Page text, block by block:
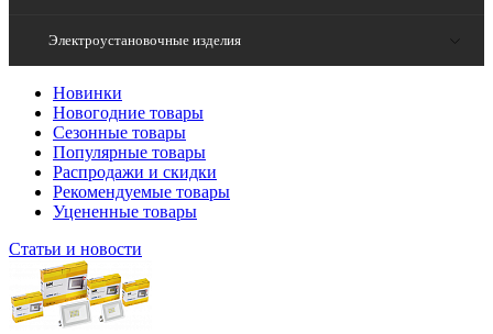
Электроустановочные изделия
Новинки
Новогодние товары
Сезонные товары
Популярные товары
Распродажи и скидки
Рекомендуемые товары
Уцененные товары
Статьи и новости